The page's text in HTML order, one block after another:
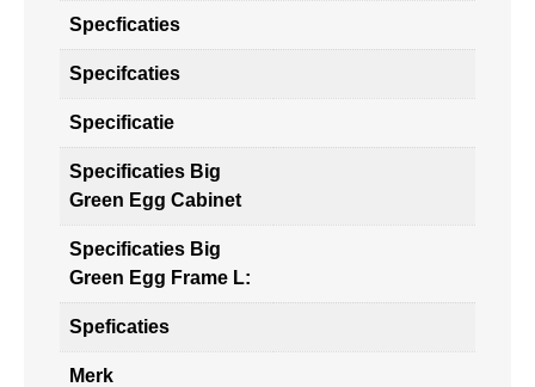
Specficaties
Specifcaties
Specificatie
Specificaties Big
Green Egg Cabinet
Specificaties Big
Green Egg Frame L:
Speficaties
Merk